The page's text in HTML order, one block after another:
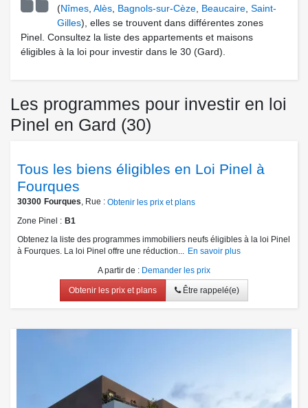
(Nîmes, Alès, Bagnols-sur-Cèze, Beaucaire, Saint-
Gilles), elles se trouvent dans différentes zones
Pinel. Consultez la liste des appartements et maisons
éligibles à la loi pour investir dans le 30 (Gard).
Les programmes pour investir en loi
Pinel en Gard (30)
Tous les biens éligibles en Loi Pinel à
Fourques
30300 Fourques , Rue : Obtenir les prix et plans
Zone Pinel
B1
Obtenez la liste des programmes immobiliers neufs éligibles à la loi Pinel
à Fourques. La loi Pinel offre une réduction...
En savoir plus
A partir de : Demander les prix
Obtenir les prix et plans Être rappelé(e)